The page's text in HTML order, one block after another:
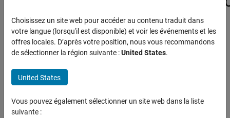
Simulink Real-Time
Model Preparation for Real-Time Execution
Communication Protocol Blocks
Ethernet (IP) Protocol Blocks
ON THIS PAGE
Created Ethernet packet bus object
Since R2022a
collapse all in page
slrealtime.createEthernetPacketBusObj(dataLength)
slrealtime.createEthernetPacketBusObj(
Choisissez un site web pour accéder au contenu traduit dans
votre langue (lorsqu'il est disponible) et voir les événements et les
offres locales. D’après votre position, nous vous recommandons
de sélectionner la région suivante :United States.
United States
Vous pouvez également sélectionner un site web dans la liste
suivante :